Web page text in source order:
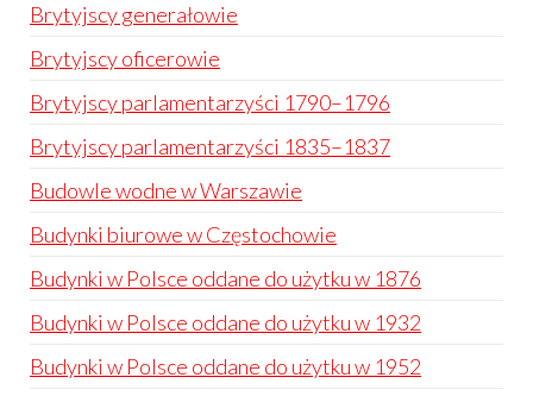
Brytyjscy generałowie
Brytyjscy oficerowie
Brytyjscy parlamentarzyści 1790–1796
Brytyjscy parlamentarzyści 1835–1837
Budowle wodne w Warszawie
Budynki biurowe w Częstochowie
Budynki w Polsce oddane do użytku w 1876
Budynki w Polsce oddane do użytku w 1932
Budynki w Polsce oddane do użytku w 1952